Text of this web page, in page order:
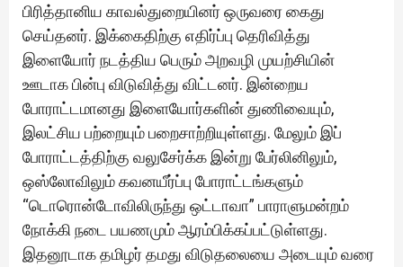
பிரித்தானிய காவல்துறையினர் ஒருவரை கைது
செய்தனர். இக்கைதிற்கு எதிர்ப்பு தெரிவித்து
இளையோர் நடத்திய பெரும் அறவழி முயற்சியின்
ஊடாக பின்பு விடுவித்து விட்டனர். இன்றைய
போராட்டமானது இளையோர்களின் துணிவையும்,
இலட்சிய பற்றையும் பறைசாற்றியுள்ளது. மேலும் இப்
போராட்டத்திற்கு வலுசேர்க்க இன்று பேர்லினிலும்,
ஒஸ்லோவிலும் கவனயீர்ப்பு போராட்டங்களும்
“டொரொன்டோவிலிருந்து ஒட்டாவா” பாராளுமன்றம்
நோக்கி நடை பயணமும் ஆரம்பிக்கப்பட்டுள்ளது.
இதனூடாக தமிழர் தமது விடுதலையை அடையும் வரை